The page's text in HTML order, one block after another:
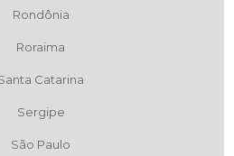
Rondônia
Roraima
Catarina
Sergipe
São Paulo